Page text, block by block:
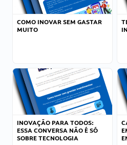
COMO INOVAR SEM GASTAR
MUITO
INOVAÇÃO PARA TODOS:
ESSA CONVERSA NÃO É SÓ
SOBRE TECNOLOGIA